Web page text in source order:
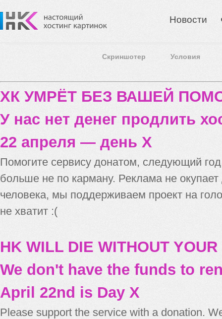
Новости
Скриншотер Условия
ХК УМРЁТ БЕЗ ВАШЕЙ
У нас нет денег продлить
22 апреля — день X
Помогите сервису донатом, следующий
больше не по карману. Реклама не
человека, мы поддерживаем проект на
не хватит :(
HK WILL DIE WITHOUT
We don't have the funds to
April 22nd is Day X
Please support the service with a donation.